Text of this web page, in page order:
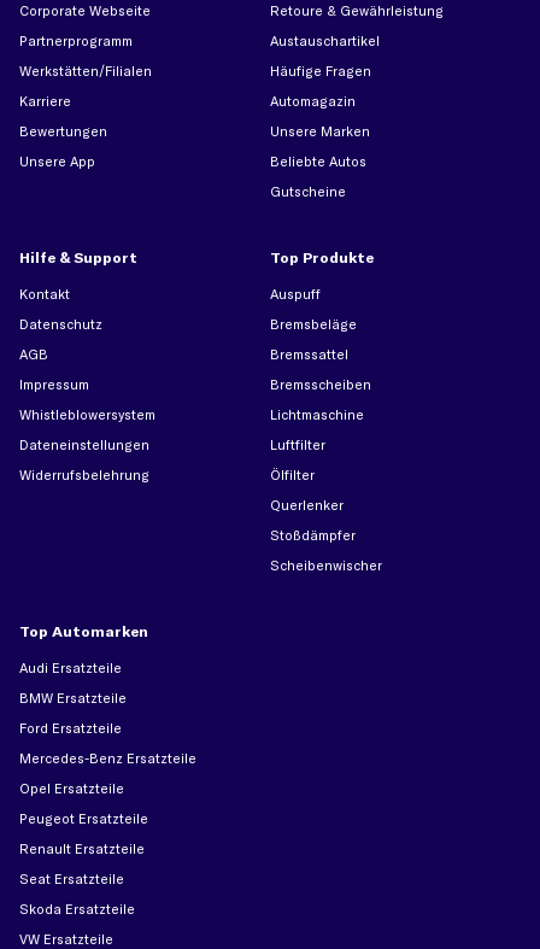
Corporate Webseite
Partnerprogramm
Werkstätten/Filialen
Karriere
Bewertungen
Unsere App
Retoure & Gewährleistung
Austauschartikel
Häufige Fragen
Automagazin
Unsere Marken
Beliebte Autos
Gutscheine
Hilfe & Support
Kontakt
Datenschutz
AGB
Impressum
Whistleblowersystem
Dateneinstellungen
Widerrufsbelehrung
Top Produkte
Auspuff
Bremsbeläge
Bremssattel
Bremsscheiben
Lichtmaschine
Luftfilter
Ölfilter
Querlenker
Stoßdämpfer
Scheibenwischer
Top Automarken
Audi Ersatzteile
BMW Ersatzteile
Ford Ersatzteile
Mercedes-Benz Ersatzteile
Opel Ersatzteile
Peugeot Ersatzteile
Renault Ersatzteile
Seat Ersatzteile
Skoda Ersatzteile
VW Ersatzteile